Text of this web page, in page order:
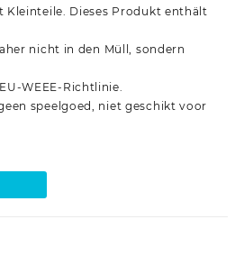
Kleinteile. Dieses Produkt enthält
nicht in den Müll, sondern
WEEE-Richtlinie.
speelgoed, niet geschikt voor